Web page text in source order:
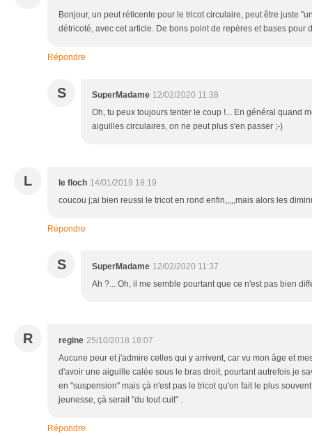
Bonjour, un peut réticente pour le tricot circulaire, peut être juste
détricoté, avec cet article. De bons point de repères et bases pour
Répondre
S SuperMadame 12/02/2020 11:38
Oh, tu peux toujours tenter le coup !... En général quand
aiguilles circulaires, on ne peut plus s'en passer ;-)
L le floch 14/01/2019 18:19
coucou j;ai bien reussi le tricot en rond enfin,,,,,mais alors les
Répondre
S SuperMadame 12/02/2020 11:37
Ah ?... Oh, il me semble pourtant que ce n'est pas bien
R regine 25/10/2018 18:07
Aucune peur et j'admire celles qui y arrivent, car vu mon âge et
d'avoir une aiguille calée sous le bras droit, pourtant autrefois je
en "suspension" mais çà n'est pas le tricot qu'on fait le plus
jeunesse, çà serait "du tout cuit" .
Répondre